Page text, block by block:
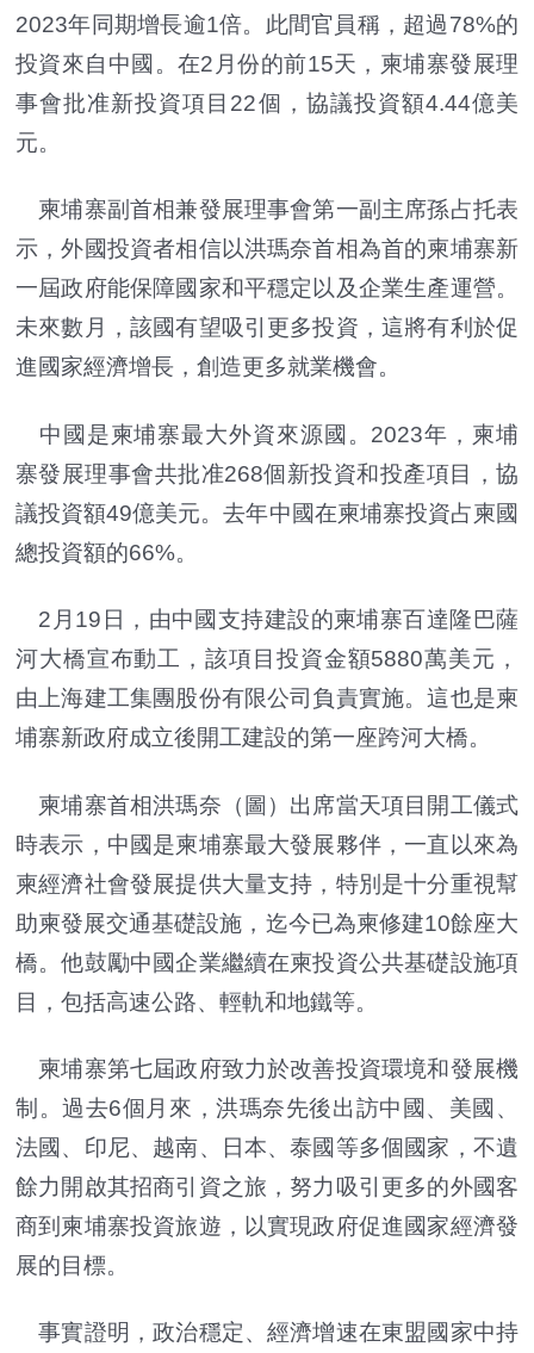
2023年同期增長逾1倍。此間官員稱，超過78%的
投資來自中國。在2月份的前15天，柬埔寨發展理
事會批准新投資項目22個，協議投資額4.44億美
元。
柬埔寨副首相兼發展理事會第一副主席孫占托表
示，外國投資者相信以洪瑪奈首相為首的柬埔寨新
一屆政府能保障國家和平穩定以及企業生產運營。
未來數月，該國有望吸引更多投資，這將有利於促
進國家經濟增長，創造更多就業機會。
中國是柬埔寨最大外資來源國。2023年，柬埔
寨發展理事會共批准268個新投資和投產項目，協
議投資額49億美元。去年中國在柬埔寨投資占柬國
總投資額的66%。
2月19日，由中國支持建設的柬埔寨百達隆巴薩
河大橋宣布動工，該項目投資金額5880萬美元，
由上海建工集團股份有限公司負責實施。這也是柬
埔寨新政府成立後開工建設的第一座跨河大橋。
柬埔寨首相洪瑪奈（圖）出席當天項目開工儀式
時表示，中國是柬埔寨最大發展夥伴，一直以來為
柬經濟社會發展提供大量支持，特別是十分重視幫
助柬發展交通基礎設施，迄今已為柬修建10餘座大
橋。他鼓勵中國企業繼續在柬投資公共基礎設施項
目，包括高速公路、輕軌和地鐵等。
柬埔寨第七屆政府致力於改善投資環境和發展機
制。過去6個月來，洪瑪奈先後出訪中國、美國、
法國、印尼、越南、日本、泰國等多個國家，不遺
餘力開啟其招商引資之旅，努力吸引更多的外國客
商到柬埔寨投資旅遊，以實現政府促進國家經濟發
展的目標。
事實證明，政治穩定、經濟增速在東盟國家中持